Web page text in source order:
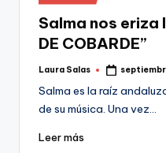
en
Salma nos eriza
DE COBARDE”
Publicado
Laura Salas
Salma es la raíz
de su música. Una vez…
Leer más